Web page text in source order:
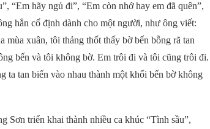
“Em hãy ngủ đi”, “Em còn nhớ hay em đã quên”,
hẳn cố định dành cho một người, như ông viết:
mùa xuân, tôi thảng thốt thấy bờ bến bỗng rã tan
bến và tôi không bờ. Em trôi đi và tôi cũng trôi đi.
ta tan biến vào nhau thành một khối bến bờ không
Sơn triển khai thành nhiều ca khúc “Tình sầu”,